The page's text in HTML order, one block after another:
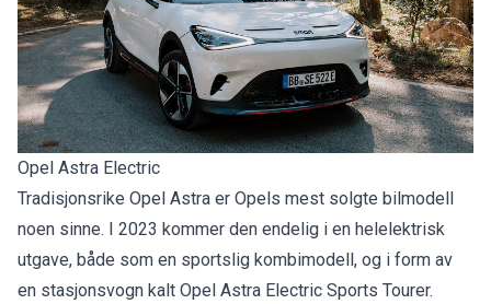
Opel Astra Electric
Tradisjonsrike Opel Astra er Opels mest solgte bilmodell
noen sinne. I 2023 kommer den endelig i en helelektrisk
utgave, både som en sportslig kombimodell, og i form av
en stasjonsvogn kalt Opel Astra Electric Sports Tourer.